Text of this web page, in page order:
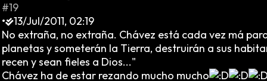
#19
•
13/Jul/2011, 02:19
No extraña, no extraña. Chávez está cada vez má
planetas y someterán la Tierra, destruirán a sus
recen y sean fieles a Dios..."
Chávez ha de estar rezando mucho mucho